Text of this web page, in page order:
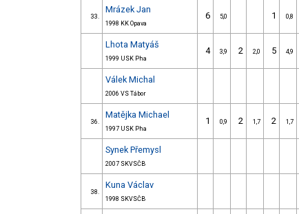
33.
Mrázek Jan
1998 KK Opava
6 5,0 1 0,8
Lhota Matyáš
1999 USK Pha
4 3,9 2 2,0 5 4,9
Válek Michal
2006 VS Tábor
36.
Matějka Michael
1997 USK Pha
1 0,9 2 1,7 2 1,7
Synek Přemysl
2007 SKVSČB
38.
Kuna Václav
1998 SKVSČB